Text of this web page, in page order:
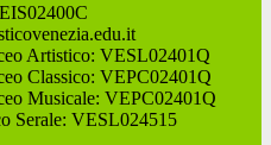
Artistico: VESL02401Q
Classico: VEPC02401Q
Musicale: VEPC02401Q
Serale: VESL024515